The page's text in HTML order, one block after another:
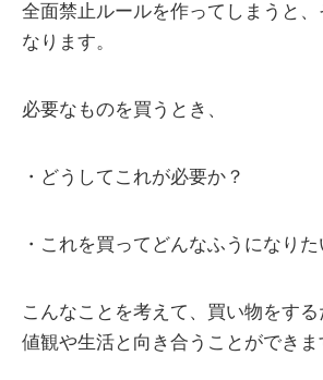
全面禁止ルールを作ってしまうと
なります。
必要なものを買うとき、
・どうしてこれが必要か？
・これを買ってどんなふうになりた
こんなことを考えて、買い物をす
値観や生活と向き合うことができま